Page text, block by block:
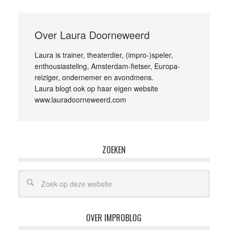
Over Laura Doorneweerd
Laura is trainer, theaterdier, (impro-)speler,
enthousiasteling, Amsterdam-fietser, Europa-
reiziger, ondernemer en avondmens.
Laura blogt ook op haar eigen website
www.lauradoorneweerd.com
ZOEKEN
OVER IMPROBLOG